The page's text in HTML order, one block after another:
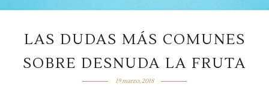
LAS DUDAS MÁS COMUNES
SOBRE DESNUDA LA FRUTA
19 marzo, 2018